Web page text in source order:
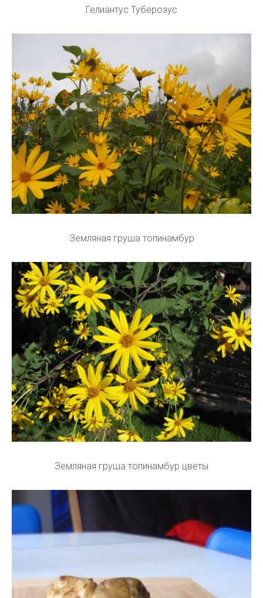
Гелиантус Туберозус
Земляная груша топинамбур
Земляная груша топинамбур цветы